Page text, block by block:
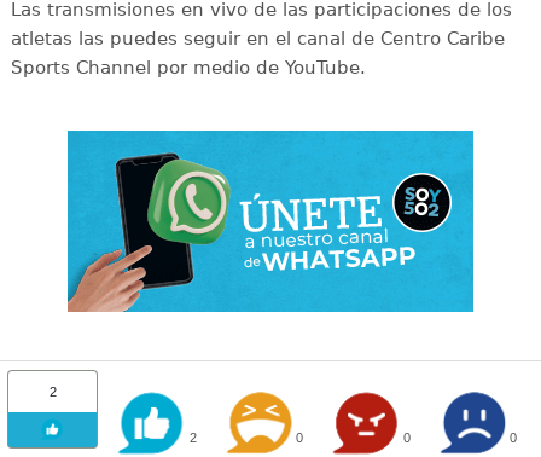
Las transmisiones en vivo de las participaciones de los
atletas las puedes seguir en el canal de Centro Caribe
Sports Channel por medio de YouTube.
2
2 0 0 0